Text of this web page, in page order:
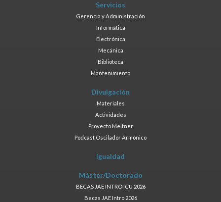
Servicios
Gerencia y Administración
Informática
Electrónica
Mecánica
Biblioteca
Mantenimiento
Divulgación
Materiales
Actividades
Proyecto Meitner
Podcast Oscilador Armónico
Igualdad
Máster/Doctorado
BECAS JAE INTRO ICU 2026
Becas JAE Intro 2026